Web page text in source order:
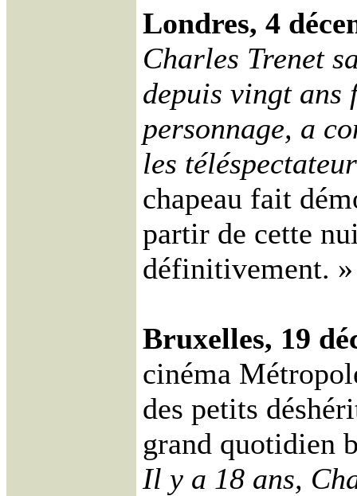
Londres, 4
Charles Trenet
depuis vingt ans
personnage, a
les
chapeau fait
partir de cette
définitivement.
Bruxelles, 19
cinéma
des petits
grand quotidien
Il y a 18 ans,